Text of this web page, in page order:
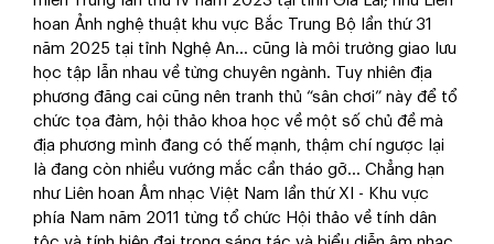
hoan Ảnh nghệ thuật khu vực Bắc Trung Bộ lần thứ 31
năm 2025 tại tỉnh Nghệ An… cũng là môi trường giao lưu
học tập lẫn nhau về từng chuyên ngành. Tuy nhiên địa
phương đăng cai cũng nên tranh thủ “sân chơi” này để tổ
chức tọa đàm, hội thảo khoa học về một số chủ đề mà
địa phương mình đang có thế mạnh, thậm chí ngược lại
là đang còn nhiều vướng mắc cần tháo gỡ… Chẳng hạn
như Liên hoan Âm nhạc Việt Nam lần thứ XI - Khu vực
phía Nam năm 2011 từng tổ chức Hội thảo về tính dân